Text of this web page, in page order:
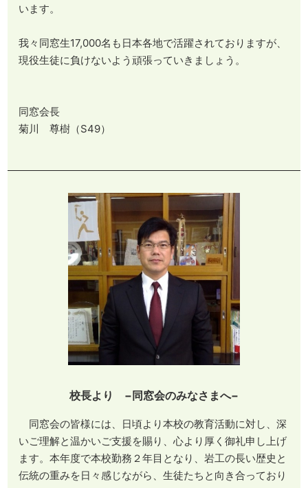
います。
​​​​​​​我々同窓生17,000名も日本各地で活躍されておりますが、
現役生徒に負けないよう頑張っていきましょう。
同窓会長
菊川 尊樹（S49）
校長より −同窓会のみなさまへ−
同窓会の皆様には、日頃より本校の教育活動に対し、深
いご理解と温かいご支援を賜り、心より厚く御礼申し上げ
ます。本年度で本校勤務２年目となり、岩工の長い歴史と
伝統の重みを日々感じながら、生徒たちと向き合っており